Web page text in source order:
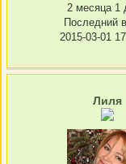
2 месяца 1
Последний
2015-03-01
Лиля